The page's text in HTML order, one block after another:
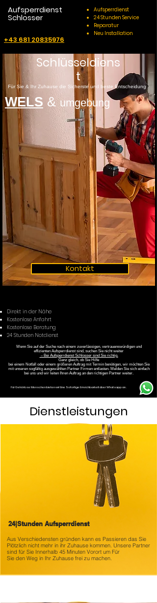
Aufsperrdienst
Schlosser
+43 681 20835976
Aufsperrdienst
24 Stunden Service
Reparatur
Neu Installation
Schlüsseldiens
t
Für Sie & Ihr Zuhause die Sicherste und beste Entscheidung
WELS &umgebung
Kontakt
Direkt in der Nähe
Kostenlose Anfahrt
Kostenlose Beratung
24 Stunden Notdienst
Wenn Sie auf der Suche nach einem zuverlässigen, vertrauenswürdigen und
effizienten Aufsperrdienst sind, suchen Sie nicht weiter
– Bei Aufsperrdienst Schlosser sind Sie richtig.
Ganz gleich, ob Sie Hilfe
bei einem Notfall oder einem größeren Auftrag mit Termin benötigen, wir möchten Sie
mit unseren sogfältig ausgewählten Partner Firmen entlasten. Melden Sie sich einfach
bei uns und wir leiten Ihren Auftrag an den richtigen Partner weiter.
Für Gehörlose Menschen bieten wir Eine Sofortige Erreichbarkeit über Whatsapp an .
Dienstleistungen
24|Stunden Aufsperrdienst
Aus Verschiedensten gründen kann es Passieren das Sie
Plötzlich nicht mehr in ihr Zuhause kommen. Unsere Partner
sind für Sie Innerhalb 45 Minuten Vorort um Für
Sie den Weg in Ihr Zuhause frei zu machen.